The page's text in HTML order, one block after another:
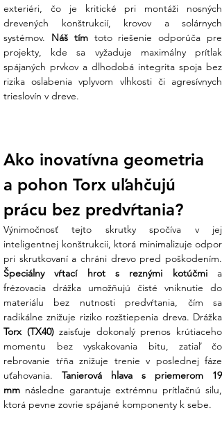
od bežných tesárskych skrutiek, tieto
nerezové skrutky nikdy nezačnú
hrdzavieť. Je to kľúčové pre zachovanie
integrity krovu a prevenciu zatekania
okolo skrutky.
Pohon TORX 40 (TX40):
riziko poškodenia hlavy a uľahčuje prácu
Tanierová hlava (Ø 20 mm):
Široká
hlava s výškou 4,6 mm funguje ako
integrovaná podložka. Zabezpečuje
vysokú upínaciu silu a bráni preniknutiu
skrutky hlbšie do dreva, čo je
nevyhnutné pri upevňovaní oceľových
strešných hákov.
Čiastočný závit (80 mm):Závit s dĺžkou
80 mm je optimalizovaný tak, aby pevne
zovrel krokvu, zatiaľ čo hladký driek pod
hlavou umožní pevné pritiahnutie
montovaného prvku (háku) k podkladu.
Koniec technickej neistote:Váhate, či
exteriéri, čo je kritické pri montáži nosných
drevených konštrukcií, krovov a solárnych
systémov. Náš tím toto riešenie odporúča pre
projekty, kde sa vyžaduje maximálny prítlak
spájaných prvkov a dlhodobá integrita spoja bez
rizika oslabenia vplyvom vlhkosti či agresívnych
trieslovín v dreve.
Ako inovatívna geometria
a pohon Torx uľahčujú
prácu bez predvŕtania?
Výnimočnosť tejto skrutky spočíva v jej
inteligentnej konštrukcii, ktorá minimalizuje odpor
Špeciálny vŕtací hrot s reznými kotúčmi a
frézovacia drážka umožňujú čisté vniknutie do
materiálu bez nutnosti predvŕtania, čím sa
Torx (TX40) zaisťuje dokonalý prenos krútiaceho
momentu bez vyskakovania bitu, zatiaľ čo
rebrovanie tŕňa znižuje trenie v poslednej fáze
uťahovania. Tanierová hlava s priemerom 19
mm následne garantuje extrémnu prítlačnú silu,
ktorá pevne zovrie spájané komponenty k sebe.